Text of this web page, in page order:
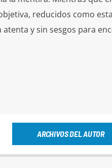
reducidos como
y sin sesgos para
ARCHIVOS DEL AUTOR